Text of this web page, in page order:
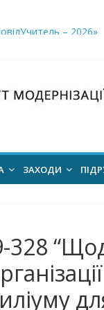
– 2026»
стипендій
ЗАХОДИ
328